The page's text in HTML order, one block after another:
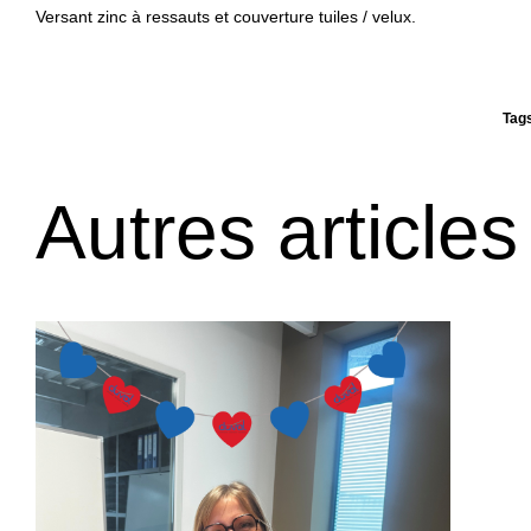
Versant zinc à ressauts et couverture tuiles / velux.
Autres articles